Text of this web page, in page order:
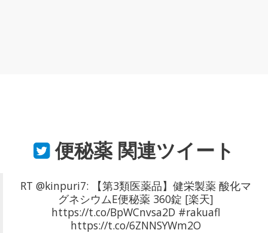
便秘薬 関連ツイート
RT @kinpuri7: 【第3類医薬品】健栄製薬 酸化マ
グネシウムE便秘薬 360錠 [楽天]
https://t.co/BpWCnvsa2D #rakuafl
https://t.co/6ZNNSYWm2O